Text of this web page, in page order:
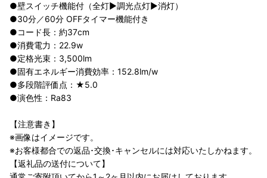
●壁スイッチ機能付（全灯▶調光点灯▶消灯）
●30分／60分 OFFタイマー機能付き
●コード長：約37cm
●消費電力：22.9w
●定格光束：3,500lm
●固有エネルギー消費効率：152.8lm/w
●多段階評価点：★5.0
●演色性：Ra83
【注意書き】
※画像はイメージです。
※お客様都合での返品･交換･キャンセルには対応いたしかねます。
【返礼品の送付について】